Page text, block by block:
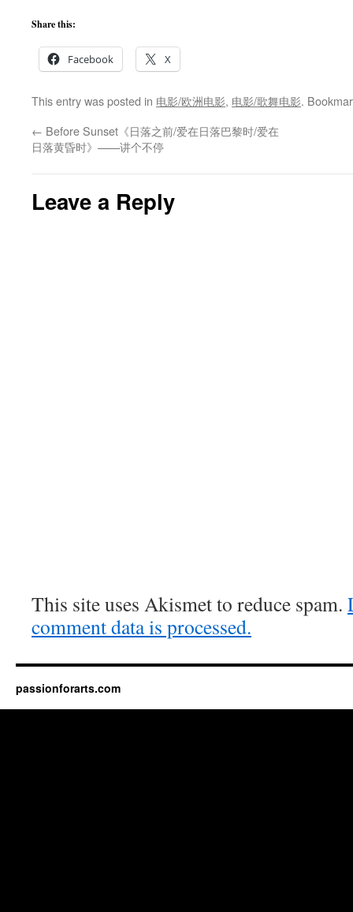
Share this:
Facebook X
This entry was posted in 电影/欧洲电影, 电影/歌舞电影.
← Before Sunset《日落之前/爱在日落巴黎时/爱在
日落黄昏时》——讲个不停
Leave a Reply
This site uses Akismet to reduce spam.
comment data is processed.
passionforarts.com